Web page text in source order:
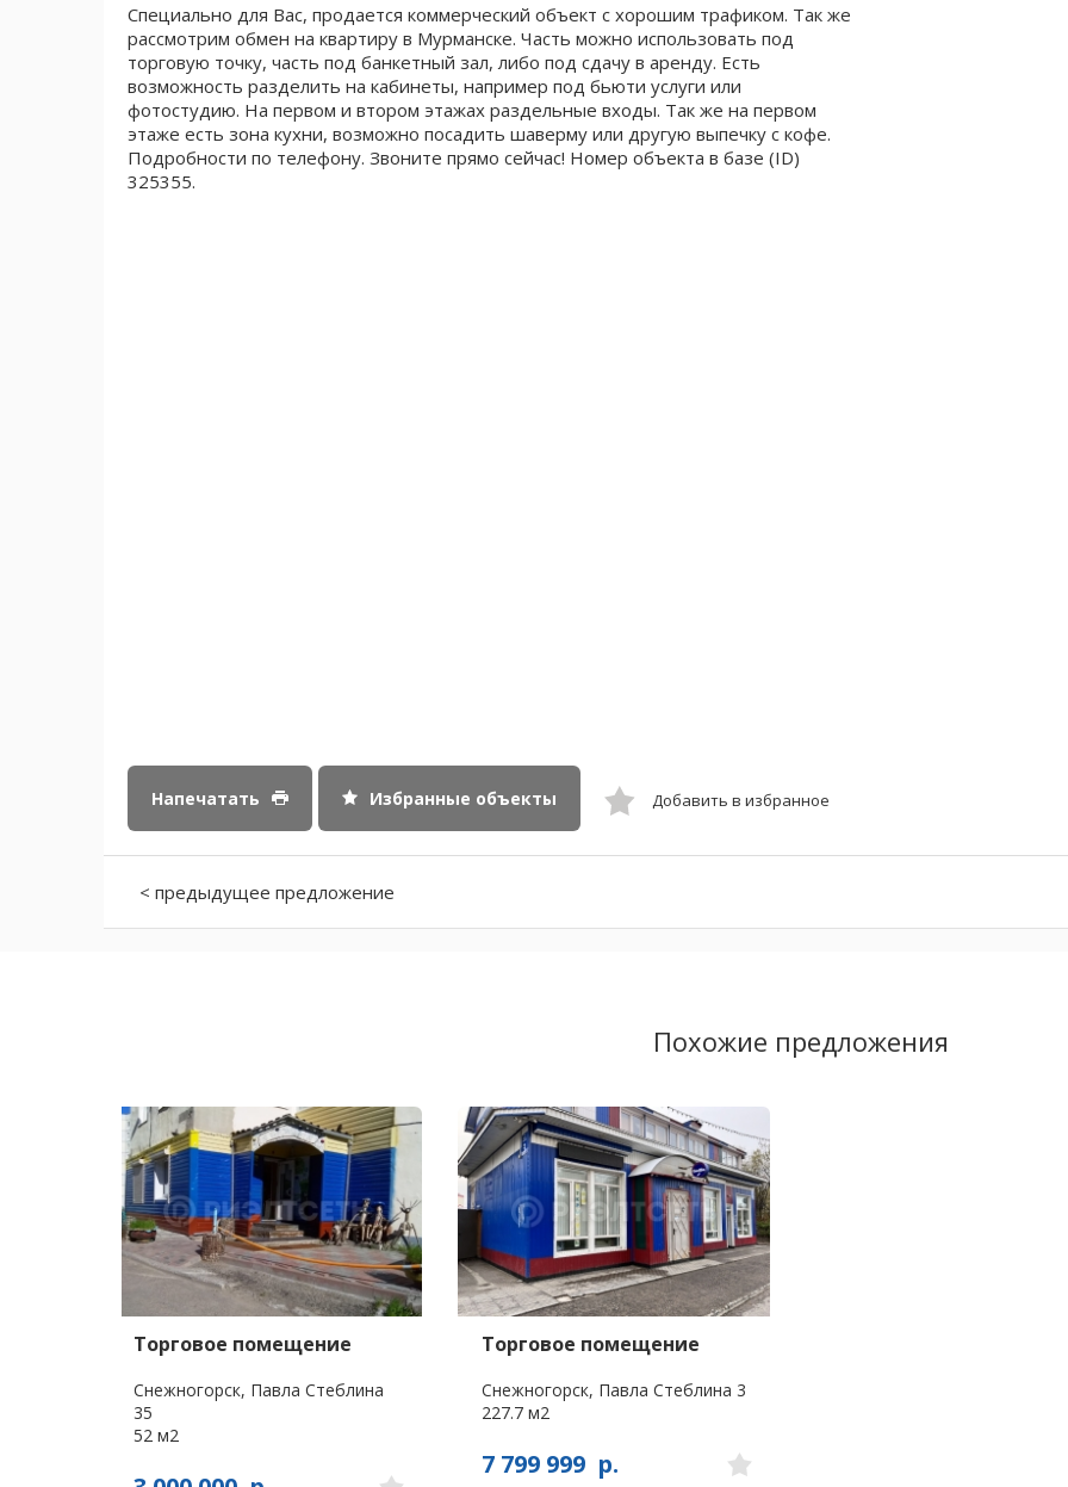
Специально для Вас, продается коммерческий объект с хорошим трафиком. Так же
рассмотрим обмен на квартиру в Мурманске. Часть можно использовать под
торговую точку, часть под банкетный зал, либо под сдачу в аренду. Есть
возможность разделить на кабинеты, например под бьюти услуги или
фотостудию. На первом и втором этажах раздельные входы. Так же на первом
этаже есть зона кухни, возможно посадить шаверму или другую выпечку с кофе.
Подробности по телефону. Звоните прямо сейчас! Номер объекта в базе (ID)
325355.
Напечатать Избранные объекты Добавить в избранное
< предыдущее предложение
Похожие предложения
Торговое помещение
Снежногорск, Павла Стеблина
35
52 м2
Торговое помещение
Снежногорск, Павла Стеблина 3
227.7 м2
7 799 999 р.